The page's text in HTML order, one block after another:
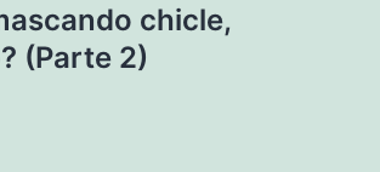
chicle,
(Parte 2)